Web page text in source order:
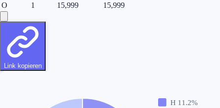
O
1 15,999 15,999
Link kopieren
H 11.2%